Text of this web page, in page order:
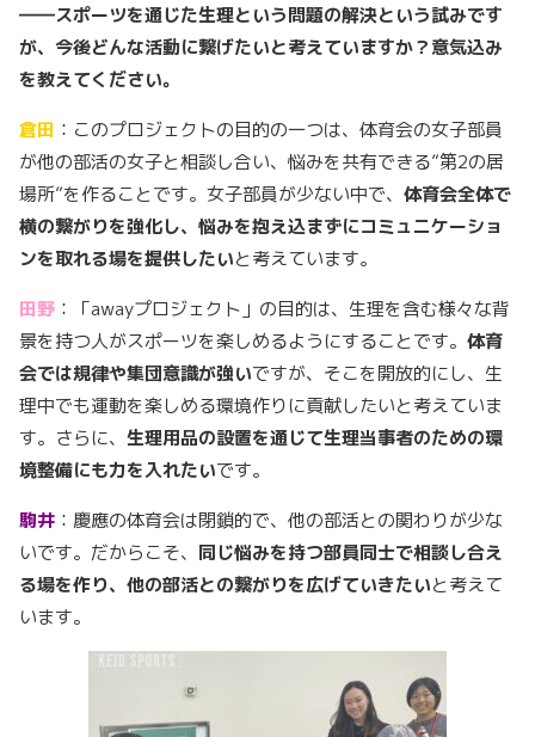
――スポーツを通じた生理という問題の解決という試みです
が、今後どんな活動に繋げたいと考えていますか？意気込み
を教えてください。
倉田 ：このプロジェクトの目的の一つは、体育会の女子部員
が他の部活の女子と相談し合い、悩みを共有できる”第2の居
場所”を作ることです。女子部員が少ない中で、 体育会全体で
横の繋がりを強化し、悩みを抱え込まずにコミュニケーショ
ンを取れる場を提供したいと考えています。
田野 ：「awayプロジェクト」の目的は、生理を含む様々な背
景を持つ人がスポーツを楽しめるようにすることです。 体育
会では規律や集団意識が強いですが、そこを開放的にし、生
理中でも運動を楽しめる環境作りに貢献したいと考えていま
す。さらに、 生理用品の設置を通じて生理当事者のための環
境整備にも力を入れたいです。
駒井 ：慶應の体育会は閉鎖的で、他の部活との関わりが少な
いです。だからこそ、 同じ悩みを持つ部員同士で相談し合え
る場を作り、他の部活との繋がりを広げていきたいと考えて
います。